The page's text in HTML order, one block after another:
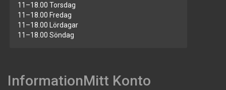
11–18.00 Torsdag
11–18.00 Fredag
11–18.00 Lördagar
11–18.00 Söndag
InformationMitt Konto